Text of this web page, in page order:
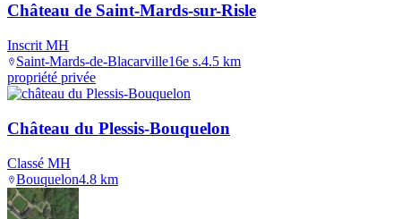
Château de Saint-Mards-sur-Risle
Inscrit MH
Saint-Mards-de-Blacarville16e s.4.5 km
propriété privée
Château du Plessis-Bouquelon
Classé MH
Bouquelon4.8 km